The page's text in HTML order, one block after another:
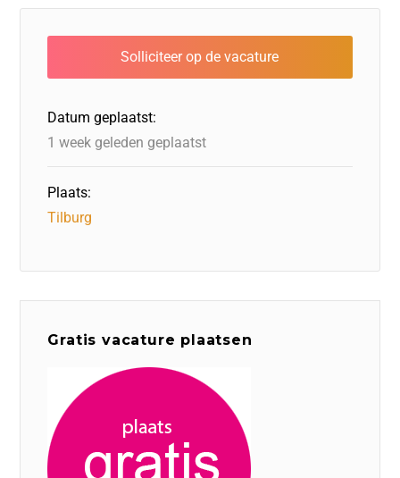
e
b
o
o
k
e
dI
n
er o
d
o
a
d
s
s
A
p
l
Datum geplaatst:
1 week geleden geplaatst
Plaats:
Tilburg
Gratis vacature plaatsen